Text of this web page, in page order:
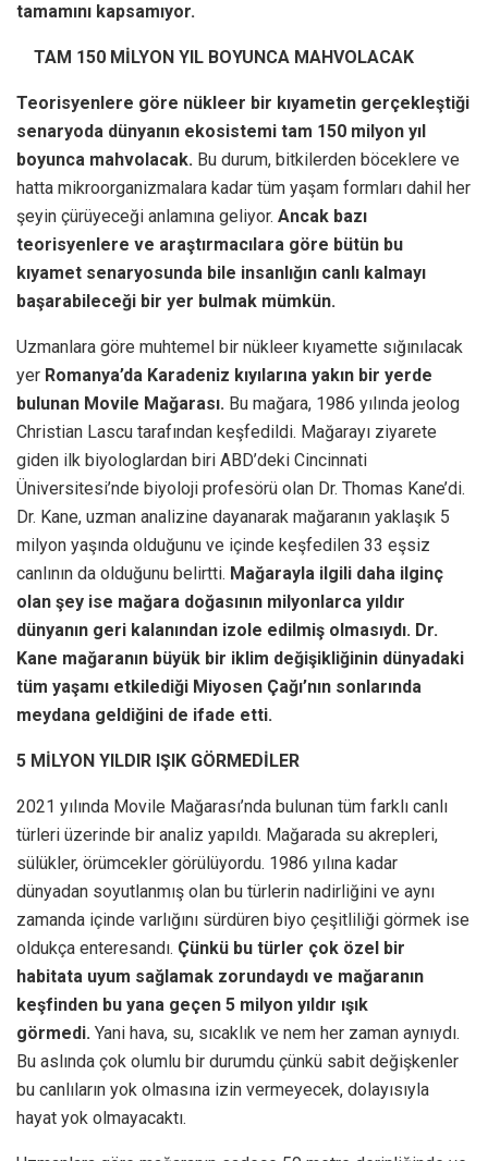
tamamını kapsamıyor.
TAM 150 MİLYON YIL BOYUNCA MAHVOLACAK
Teorisyenlere göre nükleer bir kıyametin gerçekleştiği
senaryoda dünyanın ekosistemi tam 150 milyon yıl
boyunca mahvolacak. Bu durum, bitkilerden böceklere ve
hatta mikroorganizmalara kadar tüm yaşam formları dahil her
şeyin çürüyeceği anlamına geliyor. Ancak bazı
teorisyenlere ve araştırmacılara göre bütün bu
kıyamet senaryosunda bile insanlığın canlı kalmayı
başarabileceği bir yer bulmak mümkün.
Uzmanlara göre muhtemel bir nükleer kıyamette sığınılacak
yer Romanya’da Karadeniz kıyılarına yakın bir yerde
bulunan Movile Mağarası. Bu mağara, 1986 yılında jeolog
Christian Lascu tarafından keşfedildi. Mağarayı ziyarete
giden ilk biyologlardan biri ABD’deki Cincinnati
Üniversitesi’nde biyoloji profesörü olan Dr. Thomas Kane’di.
Dr. Kane, uzman analizine dayanarak mağaranın yaklaşık 5
milyon yaşında olduğunu ve içinde keşfedilen 33 eşsiz
canlının da olduğunu belirtti. Mağarayla ilgili daha ilginç
olan şey ise mağara doğasının milyonlarca yıldır
dünyanın geri kalanından izole edilmiş olmasıydı. Dr.
Kane mağaranın büyük bir iklim değişikliğinin dünyadaki
tüm yaşamı etkilediği Miyosen Çağı’nın sonlarında
meydana geldiğini de ifade etti.
5 MİLYON YILDIR IŞIK GÖRMEDİLER
2021 yılında Movile Mağarası’nda bulunan tüm farklı canlı
türleri üzerinde bir analiz yapıldı. Mağarada su akrepleri,
sülükler, örümcekler görülüyordu. 1986 yılına kadar
dünyadan soyutlanmış olan bu türlerin nadirliğini ve aynı
zamanda içinde varlığını sürdüren biyo çeşitliliği görmek ise
oldukça enteresandı. Çünkü bu türler çok özel bir
habitata uyum sağlamak zorundaydı ve mağaranın
keşfinden bu yana geçen 5 milyon yıldır ışık
görmedi. Yani hava, su, sıcaklık ve nem her zaman aynıydı.
Bu aslında çok olumlu bir durumdu çünkü sabit değişkenler
bu canlıların yok olmasına izin vermeyecek, dolayısıyla
hayat yok olmayacaktı.